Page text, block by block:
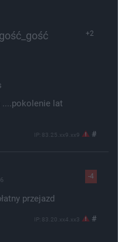
+2
....pokolenie lat
IP: 83.25.xx9.xx9 #
-4
przejazd
IP: 83.20.xx4.xx3 #